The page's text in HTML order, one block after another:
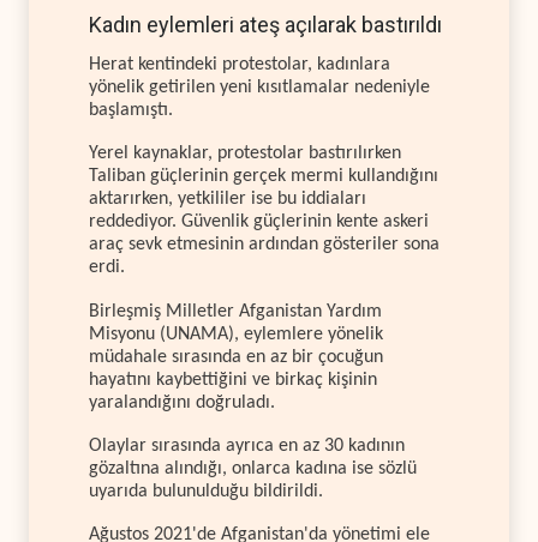
Kadın eylemleri ateş açılarak bastırıldı
Herat kentindeki protestolar, kadınlara
yönelik getirilen yeni kısıtlamalar nedeniyle
başlamıştı.
Yerel kaynaklar, protestolar bastırılırken
Taliban güçlerinin gerçek mermi kullandığını
aktarırken, yetkililer ise bu iddiaları
reddediyor. Güvenlik güçlerinin kente askeri
araç sevk etmesinin ardından gösteriler sona
erdi.
Birleşmiş Milletler Afganistan Yardım
Misyonu (UNAMA), eylemlere yönelik
müdahale sırasında en az bir çocuğun
hayatını kaybettiğini ve birkaç kişinin
yaralandığını doğruladı.
Olaylar sırasında ayrıca en az 30 kadının
gözaltına alındığı, onlarca kadına ise sözlü
uyarıda bulunulduğu bildirildi.
Ağustos 2021'de Afganistan'da yönetimi ele